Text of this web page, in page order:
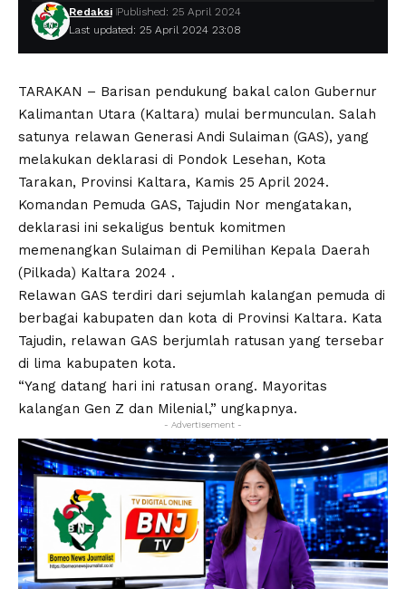
Last updated: 25 April 2024 23:08
Redaksi Published: 25 April 2024
TARAKAN – Barisan pendukung bakal calon Gubernur
Kalimantan Utara (Kaltara) mulai bermunculan. Salah
satunya relawan Generasi Andi Sulaiman (GAS), yang
melakukan deklarasi di Pondok Lesehan, Kota
Tarakan, Provinsi Kaltara, Kamis 25 April 2024.
Komandan Pemuda GAS, Tajudin Nor mengatakan,
deklarasi ini sekaligus bentuk komitmen
memenangkan Sulaiman di Pemilihan Kepala Daerah
(Pilkada) Kaltara 2024 .
Relawan GAS terdiri dari sejumlah kalangan pemuda di
berbagai kabupaten dan kota di Provinsi Kaltara. Kata
Tajudin, relawan GAS berjumlah ratusan yang tersebar
di lima kabupaten kota.
“Yang datang hari ini ratusan orang. Mayoritas
kalangan Gen Z dan Milenial,” ungkapnya.
- Advertisement -